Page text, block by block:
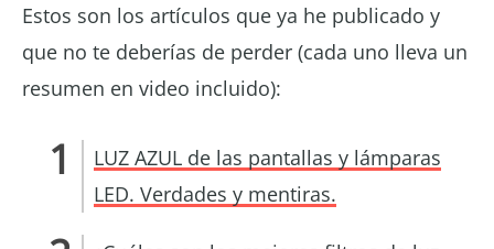
Estos son los artículos que ya he publicado y
que no te deberías de perder (cada uno lleva un
resumen en video incluido):
LUZ AZUL de las pantallas y lámparas
LED. Verdades y mentiras.